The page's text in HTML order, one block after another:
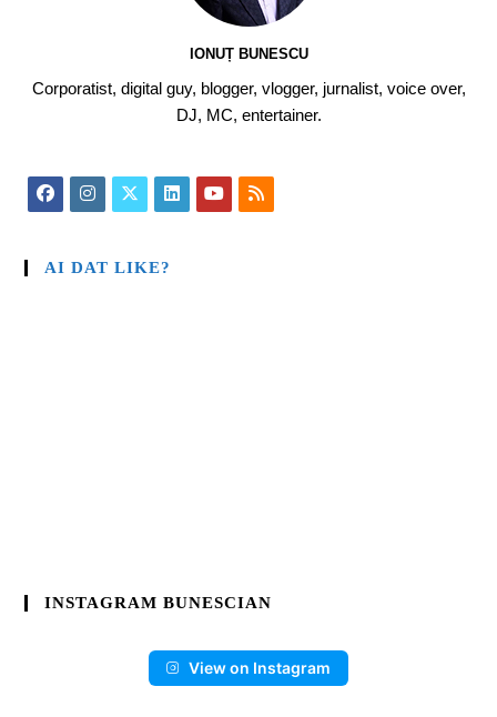
IONUȚ BUNESCU
Corporatist, digital guy, blogger, vlogger, jurnalist, voice over,
DJ, MC, entertainer.
AI DAT LIKE?
INSTAGRAM BUNESCIAN
View on Instagram